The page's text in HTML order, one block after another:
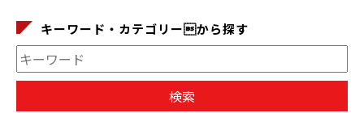
キーワード・カテゴリーから探す